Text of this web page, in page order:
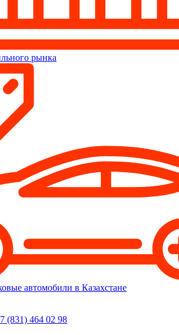
рынка
автомобили в Казахстане
(831) 464 02 98